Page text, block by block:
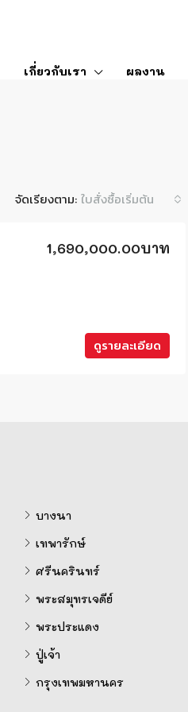
เกี่ยวกับเรา ผลงาน
จัดเรียงตาม: ใบสั่งซื้อเริ่มต้น
1,690,000.00บาท
ดูรายละเอียด
บางนา
เทพารักษ์
ศรีนครินทร์
พระสมุทรเจดีย์
พระประแดง
ปู่เจ้า
กรุงเทพมหานคร